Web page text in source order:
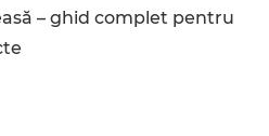
– ghid complet pentru